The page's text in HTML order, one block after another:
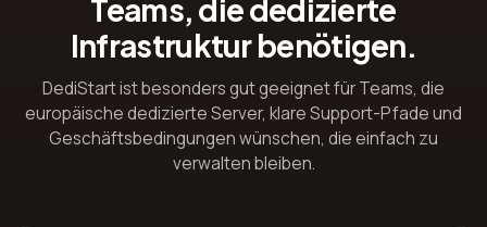
Teams, die dedizierte
Infrastruktur benötigen.
DediStart ist besonders gut geeignet für Teams, die
europäische dedizierte Server, klare Support-Pfade und
Geschäftsbedingungen wünschen, die einfach zu
verwalten bleiben.